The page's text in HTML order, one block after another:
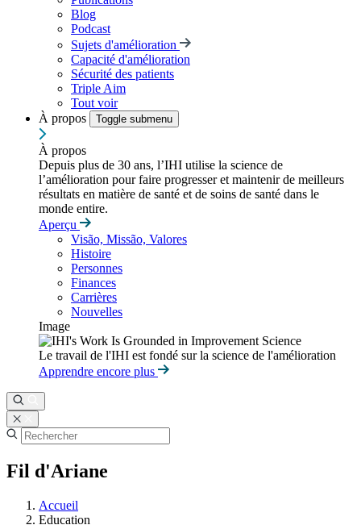
Blog
Podcast
Sujets d'amélioration
Capacité d'amélioration
Sécurité des patients
Triple Aim
Tout voir
À propos
Toggle submenu
À propos
Depuis plus de 30 ans, l’IHI utilise la science de
l’amélioration pour faire progresser et maintenir de meilleurs
résultats en matière de santé et de soins de santé dans le
monde entire.
Aperçu
Visão, Missão, Valores
Histoire
Personnes
Finances
Carrières
Nouvelles
Image
Le travail de l'IHI est fondé sur la science de l'amélioration
Apprendre encore plus
Fil d'Ariane
Accueil
Education